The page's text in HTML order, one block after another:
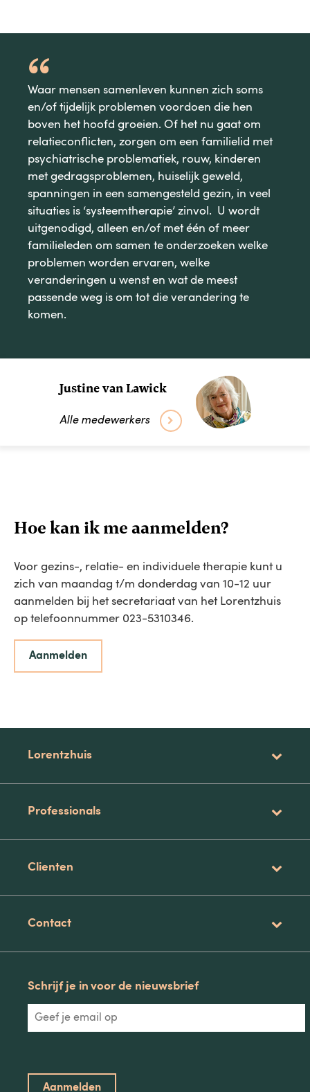
Justine van Lawick
Alle medewerkers
Waar mensen samenleven kunnen zich soms
en/of tijdelijk problemen voordoen die hen
boven het hoofd groeien. Of het nu gaat om
relatieconflicten, zorgen om een familielid met
psychiatrische problematiek, rouw, kinderen
met gedragsproblemen, huiselijk geweld,
spanningen in een samengesteld gezin, in veel
situaties is ‘systeemtherapie’ zinvol. U wordt
uitgenodigd, alleen en/of met één of meer
familieleden om samen te onderzoeken welke
problemen worden ervaren, welke
veranderingen u wenst en wat de meest
passende weg is om tot die verandering te
komen.
Hoe kan ik me aanmelden?
Voor gezins-, relatie- en individuele therapie kunt u
zich van maandag t/m donderdag van 10-12 uur
aanmelden bij het secretariaat van het Lorentzhuis
op telefoonnummer 023-5310346.
Aanmelden
Lorentzhuis
Professionals
Clienten
Contact
Schrijf je in voor de nieuwsbrief